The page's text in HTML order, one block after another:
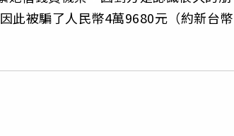
此被騙了人民幣4萬9680元（約新台幣